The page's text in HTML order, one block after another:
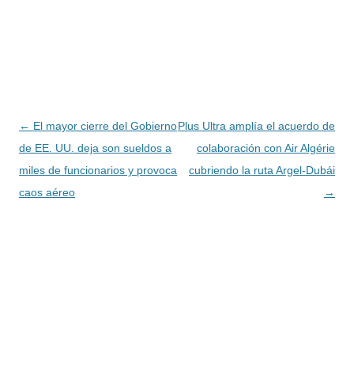
Navegación
de
entradas
← El mayor cierre del Gobierno
de EE. UU. deja son sueldos a
miles de funcionarios y provoca
caos aéreo
Plus Ultra amplía el acuerdo de
colaboración con Air Algérie
cubriendo la ruta Argel-Dubái
→